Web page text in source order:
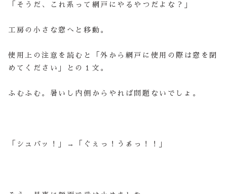
「そうだ、これ系って網戸にやるやつだよな？」
工房の小さな窓へと移動。
使用上の注意を読むと「外から網戸に使用の際は窓を閉
めてください」との１文。
ふむふむ。暑いし内側からやれば問題ないでしょ。
「シュバッ！」→「ぐぇっ！ゔぁっ！！」